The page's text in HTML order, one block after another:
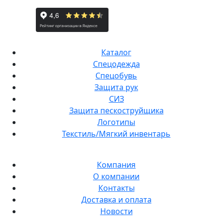
Каталог
Спецодежда
Спецобувь
Защита рук
СИЗ
Защита пескоструйщика
Логотипы
Текстиль/Мягкий инвентарь
Компания
О компании
Контакты
Доставка и оплата
Новости